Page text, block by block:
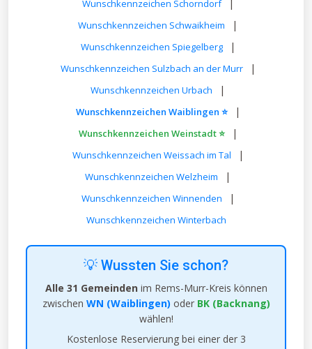
Wunschkennzeichen Schorndorf |
Wunschkennzeichen Schwaikheim |
Wunschkennzeichen Spiegelberg |
Wunschkennzeichen Sulzbach an der Murr |
Wunschkennzeichen Urbach |
Wunschkennzeichen Waiblingen ⭐ |
Wunschkennzeichen Weinstadt ⭐ |
Wunschkennzeichen Weissach im Tal |
Wunschkennzeichen Welzheim |
Wunschkennzeichen Winnenden |
Wunschkennzeichen Winterbach
💡 Wussten Sie schon?
Alle 31 Gemeindenim Rems-Murr-Kreis können
zwischen WN (Waiblingen) oder BK (Backnang)
wählen!
Kostenlose Reservierung bei einer der 3